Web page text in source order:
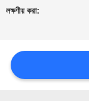
কেস
লক্ষণীয় করা: